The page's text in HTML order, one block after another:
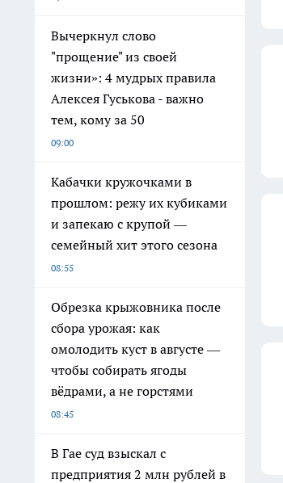
Вычеркнул слово
"прощение" из своей
жизни»: 4 мудрых правила
Алексея Гуськова - важно
тем, кому за 50
09:00
Кабачки кружочками в
прошлом: режу их кубиками
и запекаю с крупой —
семейный хит этого сезона
08:55
Обрезка крыжовника после
сбора урожая: как
омолодить куст в августе —
чтобы собирать ягоды
вёдрами, а не горстями
08:45
В Гае суд взыскал с
предприятия 2 млн рублей в